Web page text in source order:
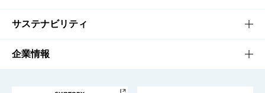
商品発売情報
栄養成分一覧
キャンペーン
工場見学
文化・スポーツTOP
サントリーホール
サステナビリティ
サステナビリティTOP
企業情報